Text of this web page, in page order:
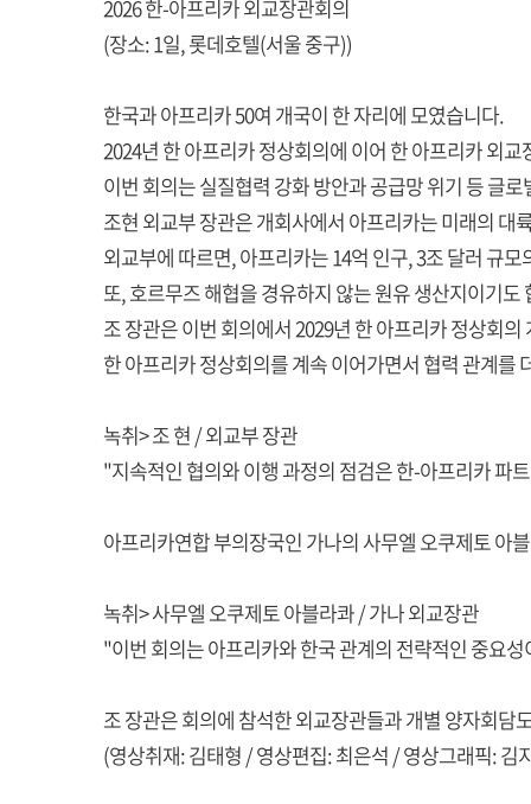
2026 한-아프리카 외교장관회의
(장소: 1일, 롯데호텔(서울 중구))
한국과 아프리카 50여 개국이 한 자리에 모였습니다.
2024년 한 아프리카 정상회의에 이어 한 아프리카 외
이번 회의는 실질협력 강화 방안과 공급망 위기 등 글
조현 외교부 장관은 개회사에서 아프리카는 미래의
외교부에 따르면, 아프리카는 14억 인구, 3조 달러 규
또, 호르무즈 해협을 경유하지 않는 원유 생산지이기도
조 장관은 이번 회의에서 2029년 한 아프리카 정상회
한 아프리카 정상회의를 계속 이어가면서 협력 관계를
녹취> 조 현 / 외교부 장관
"지속적인 협의와 이행 과정의 점검은 한-아프리카 파
아프리카연합 부의장국인 가나의 사무엘 오쿠제토 아
녹취> 사무엘 오쿠제토 아블라콰 / 가나 외교장관
"이번 회의는 아프리카와 한국 관계의 전략적인 중요
조 장관은 회의에 참석한 외교장관들과 개별 양자회담
(영상취재: 김태형 / 영상편집: 최은석 / 영상그래픽: 김